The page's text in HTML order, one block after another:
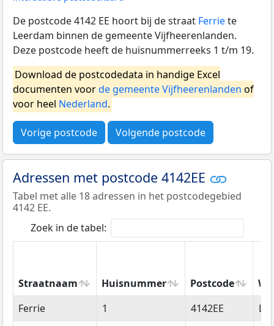
De postcode 4142 EE hoort bij de straat Ferriete
Leerdam binnen de gemeente Vijfheerenlanden.
Deze postcode heeft de huisnummerreeks 1 t/m 19.
Download de postcodedata in handige Excel
documenten voorde gemeente Vijfheerenlanden of
voor heel Nederland.
Vorige postcode Volgende postcode
Adressen met postcode 4142EE
Tabel met alle 18 adressen in het postcodegebied
4142 EE.
Zoek in de tabel:
Straatnaam Huisnummer Postcode
Straatnaam
Huisnummer Postcode
Ferrie 1 4142EE